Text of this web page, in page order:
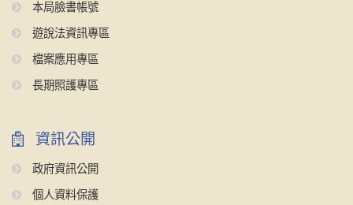
本局臉書帳號
遊說法資訊專區
檔案應用專區
長期照護專區
資訊公開
政府資訊公開
個人資料保護